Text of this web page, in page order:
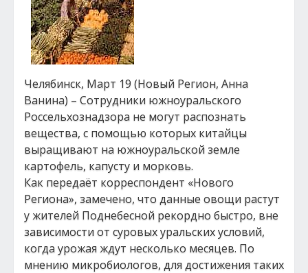
Челябинск, Март 19 (Новый Регион, Анна
Ванина) – Сотрудники южноуральского
Россельхознадзора не могут распознать
вещества, с помощью которых китайцы
выращивают на южноуральской земле
картофель, капусту и морковь.
Как передаёт корреспондент «Нового
Региона», замечено, что данные овощи растут
у жителей Поднебесной рекордно быстро, вне
зависимости от суровых уральских условий,
когда урожая ждут несколько месяцев. По
мнению микробиологов, для достижения таких